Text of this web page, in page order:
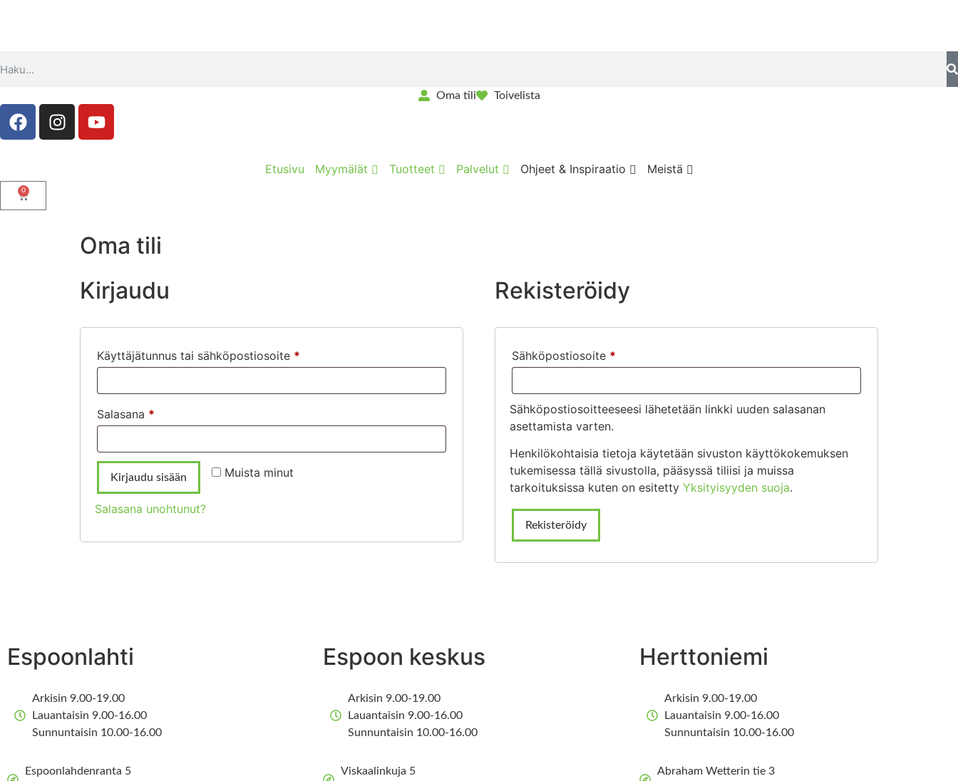
Oma tili Toivelista
Etusivu Myymälät Tuotteet Palvelut Ohjeet & Inspiraatio Meistä
0
Oma tili
Kirjaudu
Käyttäjätunnus tai sähköpostiosoite *
Salasana *
Muista minut
Kirjaudu sisään
Salasana unohtunut?
Rekisteröidy
Sähköpostiosoite *
Sähköpostiosoitteeseesi lähetetään linkki uuden salasanan
asettamista varten.
Henkilökohtaisia tietoja käytetään sivuston käyttökokemuksen
tukemisessa tällä sivustolla, pääsyssä tiliisi ja muissa
tarkoituksissa kuten on esitettyYksityisyyden suoja.
Rekisteröidy
Espoonlahti
Arkisin 9.00-19.00
Lauantaisin 9.00-16.00
Sunnuntaisin 10.00-16.00
Espoonlahdenranta 5
Espoon keskus
Arkisin 9.00-19.00
Lauantaisin 9.00-16.00
Sunnuntaisin 10.00-16.00
Viskaalinkuja 5
Herttoniemi
Arkisin 9.00-19.00
Lauantaisin 9.00-16.00
Sunnuntaisin 10.00-16.00
Abraham Wetterin tie 3